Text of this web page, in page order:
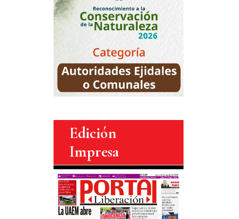
Edición
Impresa